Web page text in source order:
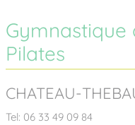
Gymnastique
Pilates
CHATEAU-
Tel: 06 33 49 09 84